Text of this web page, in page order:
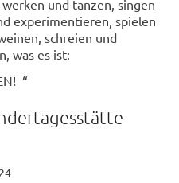
und tanzen, singen
experimentieren, spielen
schreien und
was es ist:
“